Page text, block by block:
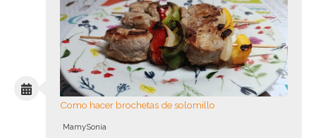
Como hacer brochetas de solomillo
MamySonia